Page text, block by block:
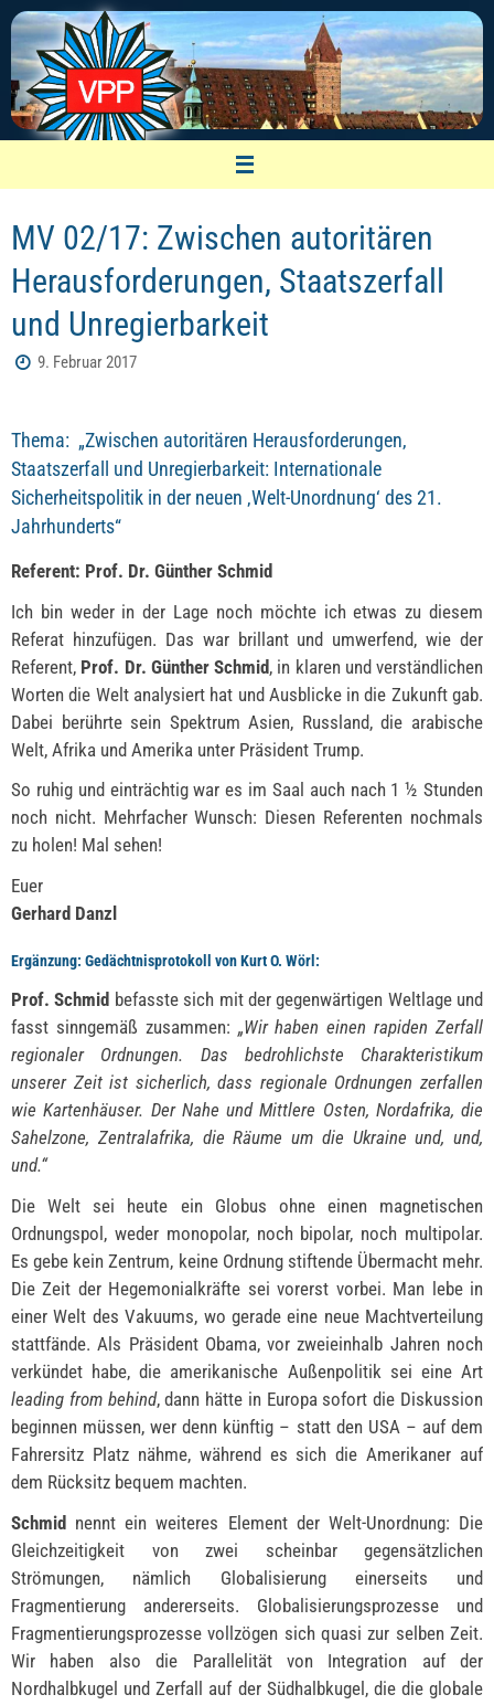
Zum
Inhalt
springen
Vereinigung pensionierter Polizeibeamter
MV 02/17: Zwischen autoritären
Herausforderungen, Staatszerfall
und Unregierbarkeit
9. Februar 2017
Thema: „Zwischen autoritären Herausforderungen,
Staatszerfall und Unregierbarkeit: Internationale
Sicherheitspolitik in der neuen ‚Welt-Unordnung‘ des 21.
Jahrhunderts“
Referent: Prof. Dr. Günther Schmid
Ich bin weder in der Lage noch möchte ich etwas zu diesem
Referat hinzufügen. Das war brillant und umwerfend, wie der
Referent, Prof. Dr. Günther Schmid, in klaren und verständlichen
Worten die Welt analysiert hat und Ausblicke in die Zukunft gab.
Dabei berührte sein Spektrum Asien, Russland, die arabische
Welt, Afrika und Amerika unter Präsident Trump.
So ruhig und einträchtig war es im Saal auch nach 1 ½ Stunden
noch nicht. Mehrfacher Wunsch: Diesen Referenten nochmals
zu holen! Mal sehen!
Euer
Gerhard Danzl
Ergänzung: Gedächtnisprotokoll von Kurt O. Wörl:
Prof. Schmid befasste sich mit der gegenwärtigen Weltlage und
fasst sinngemäß zusammen: „Wir haben einen rapiden Zerfall
regionaler Ordnungen. Das bedrohlichste Charakteristikum
unserer Zeit ist sicherlich, dass regionale Ordnungen zerfallen
wie Kartenhäuser. Der Nahe und Mittlere Osten, Nordafrika, die
Sahelzone, Zentralafrika, die Räume um die Ukraine und, und,
und.“
Die Welt sei heute ein Globus ohne einen magnetischen
Ordnungspol, weder monopolar, noch bipolar, noch multipolar.
Es gebe kein Zentrum, keine Ordnung stiftende Übermacht mehr.
Die Zeit der Hegemonialkräfte sei vorerst vorbei. Man lebe in
einer Welt des Vakuums, wo gerade eine neue Machtverteilung
stattfände. Als Präsident Obama, vor zweieinhalb Jahren noch
verkündet habe, die amerikanische Außenpolitik sei eine Art
leading from behind, dann hätte in Europa sofort die Diskussion
beginnen müssen, wer denn künftig – statt den USA – auf dem
Fahrersitz Platz nähme, während es sich die Amerikaner auf
dem Rücksitz bequem machten.
Schmid nennt ein weiteres Element der Welt-Unordnung: Die
Gleichzeitigkeit von zwei scheinbar gegensätzlichen
Strömungen, nämlich Globalisierung einerseits und
Fragmentierung andererseits. Globalisierungsprozesse und
Fragmentierungsprozesse vollzögen sich quasi zur selben Zeit.
Wir haben also die Parallelität von Integration auf der
Nordhalbkugel und Zerfall auf der Südhalbkugel, die die globale